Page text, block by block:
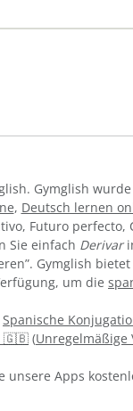
Gymglish
, Deutsch lernen
Futuro
Sie einfach Derivar
Gymglish
um die
Spanische
🇬🇧 (Unregelmäßige
unsere Apps